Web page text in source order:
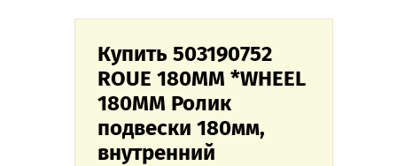
Купить 503190752
ROUE 180MM *WHEEL
180MM Ролик
подвески 180мм,
внутренний